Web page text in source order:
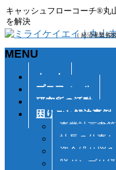
キャッシュフローコーチ®丸
を解決
（ 経済産業省
MENU
ホーム
プロフィール
研究所の活動
困りごと解決事例
事業計画書
社長の仕事
資金繰り悩
脱ドンブリ